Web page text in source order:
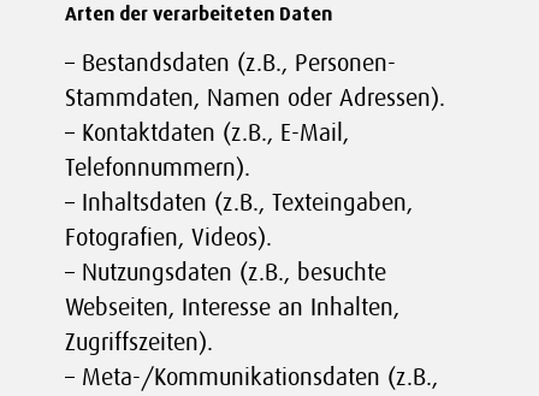
Arten der verarbeiteten Daten
– Bestandsdaten (z.B., Personen-
Stammdaten, Namen oder Adressen).
– Kontaktdaten (z.B., E-Mail,
Telefonnummern).
– Inhaltsdaten (z.B., Texteingaben,
Fotografien, Videos).
– Nutzungsdaten (z.B., besuchte
Webseiten, Interesse an Inhalten,
Zugriffszeiten).
– Meta-/Kommunikationsdaten (z.B.,